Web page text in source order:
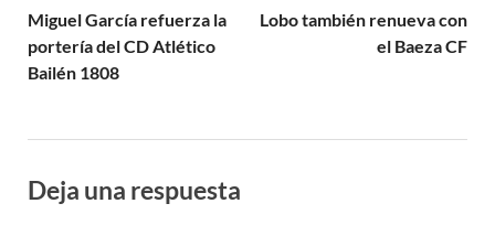
Miguel García refuerza la
portería del CD Atlético
Bailén 1808
Lobo también renueva con
el Baeza CF
Deja una respuesta